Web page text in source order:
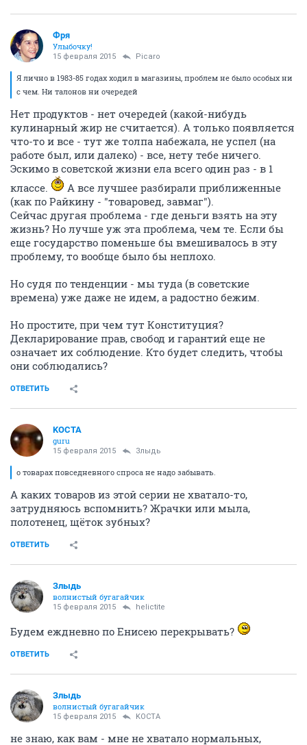
Фря
Улыбочку!
15 февраля 2015 Picaro
Я лично в 1983-85 годах ходил в магазины, проблем не было особых ни
с чем. Ни талонов ни очередей
Нет продуктов - нет очередей (какой-нибудь
кулинарный жир не считается). А только появляется
что-то и все - тут же толпа набежала, не успел (на
работе был, или далеко) - все, нету тебе ничего.
Эскимо в советской жизни ела всего один раз - в 1
классе.
А все лучшее разбирали приближенные
(как по Райкину - "товаровед, завмаг").
Сейчас другая проблема - где деньги взять на эту
жизнь? Но лучше уж эта проблема, чем те. Если бы
еще государство поменьше бы вмешивалось в эту
проблему, то вообще было бы неплохо.
Но судя по тенденции - мы туда (в советские
времена) уже даже не идем, а радостно бежим.
Но простите, при чем тут Конституция?
Декларирование прав, свобод и гарантий еще не
означает их соблюдение. Кто будет следить, чтобы
они соблюдались?
ОТВЕТИТЬ
KOCTA
guru
15 февраля 2015 Злыдь
о товарах повседневного спроса не надо забывать.
А каких товаров из этой серии не хватало-то,
затрудняюсь вспомнить? Жрачки или мыла,
полотенец, щёток зубных?
ОТВЕТИТЬ
Злыдь
волнистый бугагайчик
15 февраля 2015 helictite
Будем еждневно по Енисею перекрывать?
ОТВЕТИТЬ
Злыдь
волнистый бугагайчик
15 февраля 2015 KOCTA
не знаю, как вам - мне не хватало нормальных,